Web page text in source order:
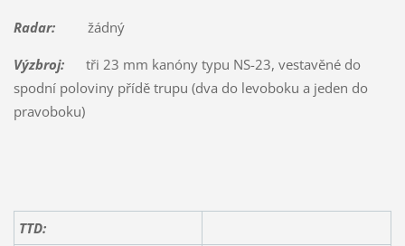
Radar:žádný
Výzbroj:tři 23 mm kanóny typu NS-23, vestavěné do
spodní poloviny přídě trupu (dva do levoboku a jeden do
pravoboku)
TTD: